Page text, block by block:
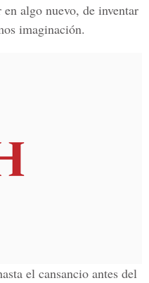
en algo nuevo, de inventar
imaginación.
el cansancio antes del